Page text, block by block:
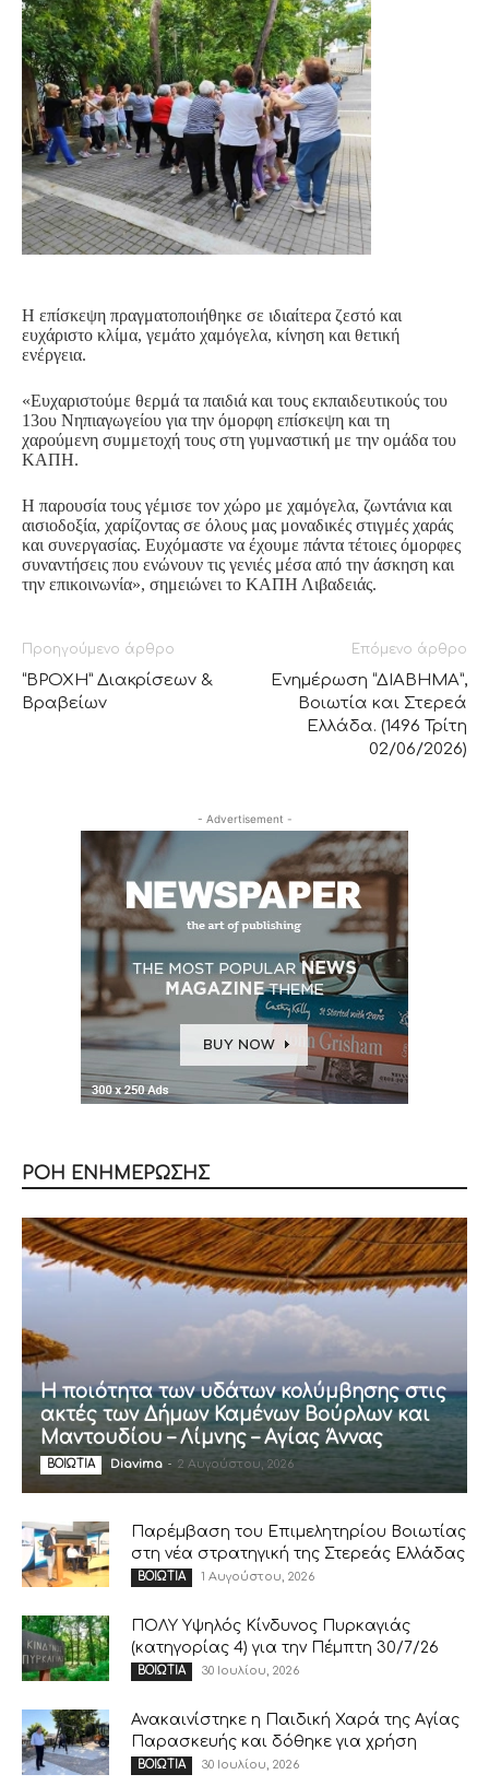
Η επίσκεψη πραγματοποιήθηκε σε ιδιαίτερα ζεστό και
ευχάριστο κλίμα, γεμάτο χαμόγελα, κίνηση και θετική
ενέργεια.
«Ευχαριστούμε θερμά τα παιδιά και τους εκπαιδευτικούς του
13ου Νηπιαγωγείου για την όμορφη επίσκεψη και τη
χαρούμενη συμμετοχή τους στη γυμναστική με την ομάδα του
ΚΑΠΗ.
Η παρουσία τους γέμισε τον χώρο με χαμόγελα, ζωντάνια και
αισιοδοξία, χαρίζοντας σε όλους μας μοναδικές στιγμές χαράς
και συνεργασίας. Ευχόμαστε να έχουμε πάντα τέτοιες όμορφες
συναντήσεις που ενώνουν τις γενιές μέσα από την άσκηση και
την επικοινωνία», σημειώνει το ΚΑΠΗ Λιβαδειάς.
Προηγούμενο άρθρο
“ΒΡΟΧΗ” Διακρίσεων &
Βραβείων
Επόμενο άρθρο
Ενημέρωση “ΔΙΑΒΗΜΑ”,
Βοιωτία και Στερεά
Ελλάδα. (1496 Τρίτη
02/06/2026)
- Advertisement -
ΡΟΗ ΕΝΗΜΕΡΩΣΗΣ
Η ποιότητα των υδάτων κολύμβησης στις
ακτές των Δήμων Καμένων Βούρλων και
Μαντουδίου – Λίμνης – Αγίας Άννας
ΒΟΙΩΤΙΑ Diavima - 2 Αυγούστου, 2026
Παρέμβαση του Επιμελητηρίου Βοιωτίας
στη νέα στρατηγική της Στερεάς Ελλάδας
ΒΟΙΩΤΙΑ 1 Αυγούστου, 2026
ΠΟΛΥ Υψηλός Κίνδυνος Πυρκαγιάς
(κατηγορίας 4) για την Πέμπτη 30/7/26
ΒΟΙΩΤΙΑ 30 Ιουλίου, 2026
Ανακαινίστηκε η Παιδική Χαρά της Αγίας
Παρασκευής και δόθηκε για χρήση
ΒΟΙΩΤΙΑ 30 Ιουλίου, 2026